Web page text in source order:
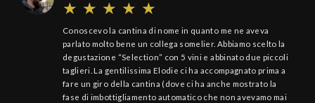
Conoscevo la cantina di nome in quanto me ne aveva
parlato molto bene un collega somelier. Abbiamo scelto la
degustazione “Selection” con 5 vini e abbinato due piccoli
taglieri. La gentilissima Elodie ci ha accompagnato prima a
fare un giro della cantina (dove ci ha anche mostrato la
fase di imbottigliamento automatico che non avevamo mai